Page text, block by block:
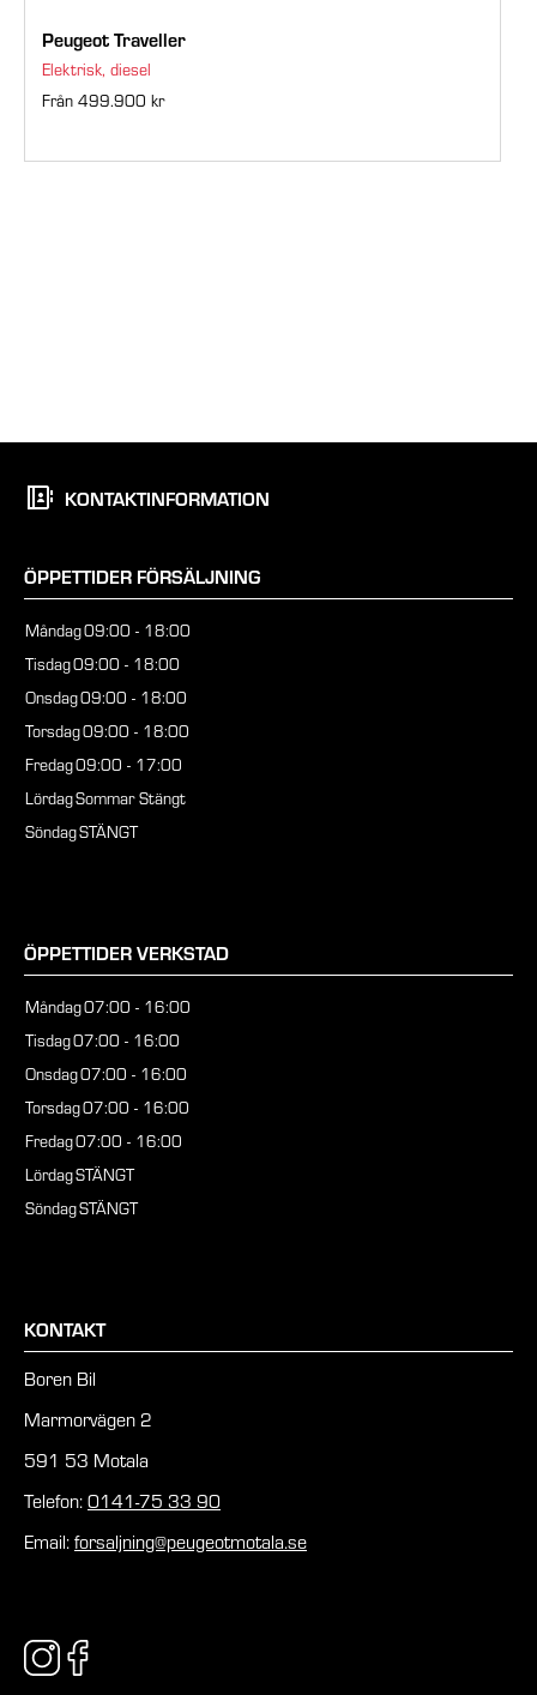
Peugeot Traveller
Elektrisk, diesel
Från 499.900 kr
KONTAKTINFORMATION
ÖPPETTIDER FÖRSÄLJNING
Måndag09:00 - 18:00
Tisdag09:00 - 18:00
Onsdag09:00 - 18:00
Torsdag09:00 - 18:00
Fredag09:00 - 17:00
LördagSommar Stängt
SöndagSTÄNGT
ÖPPETTIDER VERKSTAD
Måndag07:00 - 16:00
Tisdag07:00 - 16:00
Onsdag07:00 - 16:00
Torsdag07:00 - 16:00
Fredag07:00 - 16:00
LördagSTÄNGT
SöndagSTÄNGT
KONTAKT
Boren Bil
Marmorvägen 2
591 53 Motala
Telefon: 0141-75 33 90
Email: forsaljning@peugeotmotala.se